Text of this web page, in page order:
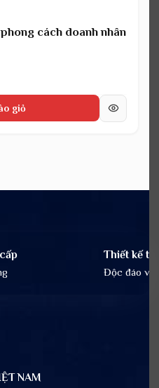
cách doanh nhân
giỏ
Thiết kế
Độc đáo và
NAM